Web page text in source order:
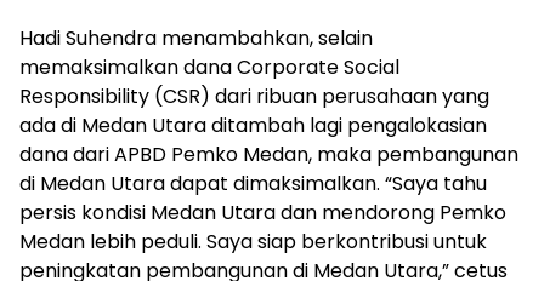
Hadi Suhendra menambahkan, selain
memaksimalkan dana Corporate Social
Responsibility (CSR) dari ribuan perusahaan yang
ada di Medan Utara ditambah lagi pengalokasian
dana dari APBD Pemko Medan, maka pembangunan
di Medan Utara dapat dimaksimalkan. “Saya tahu
persis kondisi Medan Utara dan mendorong Pemko
Medan lebih peduli. Saya siap berkontribusi untuk
peningkatan pembangunan di Medan Utara,” cetus